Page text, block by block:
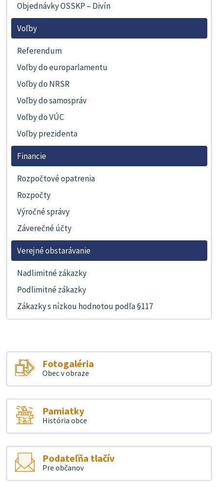
Objednávky OSSKP – Divín
Voľby
Referendum
Voľby do europarlamentu
Voľby do NRSR
Voľby do samospráv
Voľby do VÚC
Voľby prezidenta
Financie
Rozpočtové opatrenia
Rozpočty
Výročné správy
Záverečné účty
Verejné obstarávanie
Nadlimitné zákazky
Podlimitné zákazky
Zákazky s nízkou hodnotou podľa §117
Fotogaléria
Obec v obraze
Pamiatky
História obce
Podateľňa tlačív
Pre občanov